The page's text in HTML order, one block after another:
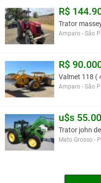
R$
Trator
Amparo - São
R$
Valmet 118 (
Amparo - São
u$s
Trator john
Mato Grosso -